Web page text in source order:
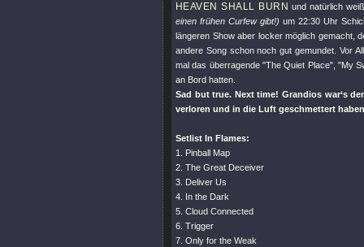
HEAVEN SHALL BURN und natürlich
einen frühen Curfew gibt!) um 22:30 Uhr
längeren Show aber locker möglich gemacht,
andere Song schon noch gut gemundet. Vor
mal das überragende "The Quiet Place","My
an Bord hatten.
Sad but true. Next time! Grandios war‘s
verloren und in die Luft geschmettert
Setlist In Flames:
1. Pinball Map
2. The Great Deceiver
3. Deliver Us
4. In the Dark
5. Cloud Connected
6. Trigger
7. Only for the Weak